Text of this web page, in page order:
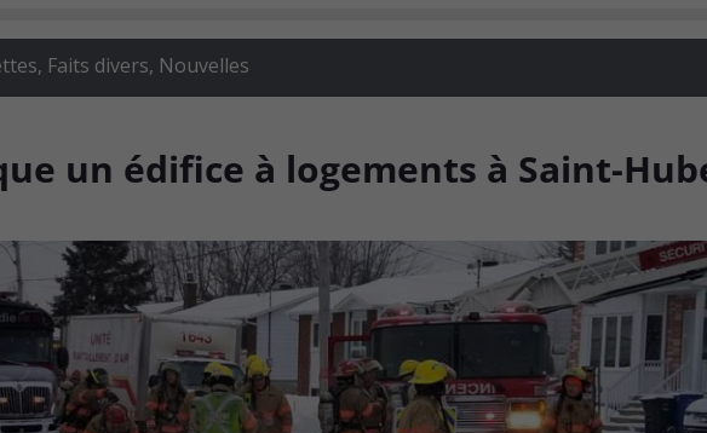
, Faits divers, Nouvelles
un édifice à logements à Saint-